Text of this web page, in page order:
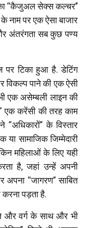
‘‘कैजुअल सेक्स कल्चर’’
नाम पर एक ऐसा बाजार
अंतरंगता सब कुछ पण्य
पर टिका हुआ है. डेटिंग
पाने की एक ऐसी
एक असेम्बली लाइन की
करेंसी की तरह काम
के विस्तार
या सामाजिक जिम्मेदारी
महिलाओं के लिए यही
है, जहां उन्हें अपनी
अपना “जागरण” साबित
पड़ता है.
और वर्ग के साथ और भी